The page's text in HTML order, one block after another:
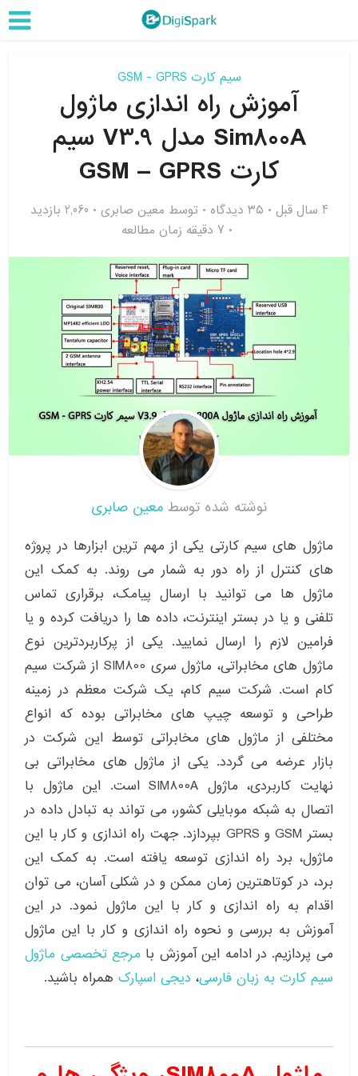
سیم کارت GSM - GPRS
آموزش راه اندازی ماژول
Sim800A مدل V3.9 سیم
کارت GSM – GPRS
4 سال قبل ۳۵ دیدگاه توسط معین صابری
2,060 بازدید
7 دقیقه زمان مطالعه
نوشته شده توسط معین صابری
ماژول های سیم کارتی یکی از مهم ترین ابزارها در پروژه
های کنترل از راه دور به شمار می روند. به کمک این
ماژول ها می توانید با ارسال پیامک، برقراری تماس
تلفنی و یا در بستر اینترنت، داده ها را دریافت کرده و یا
فرامین لازم را ارسال نمایید. یکی از پرکاربردترین نوع
ماژول های مخابراتی، ماژول سری SIM800 از شرکت سیم
کام است. شرکت سیم کام، یک شرکت معظم در زمینه
طراحی و توسعه چیپ های مخابراتی بوده که انواع
مختلفی از ماژول های مخابراتی توسط این شرکت در
بازار عرضه می گردد. یکی از ماژول های مخابراتی بی
نهایت کاربردی، ماژول SIM800A است. این ماژول با
اتصال به شبکه موبایلی کشور، می تواند به تبادل داده در
بستر GSM و GPRS بپردازد. جهت راه اندازی و کار با این
ماژول، برد راه اندازی توسعه یافته است. به کمک این
برد، در کوتاهترین زمان ممکن و در شکلی آسان، می توان
اقدام به راه اندازی و کار با این ماژول نمود. در این
آموزش به بررسی و نحوه راه اندازی و کار با این ماژول
می پردازیم. در ادامه این آموزش با مرجع تخصصی ماژول
سیم کارت به زبان فارسی، دیجی اسپارک همراه باشید.